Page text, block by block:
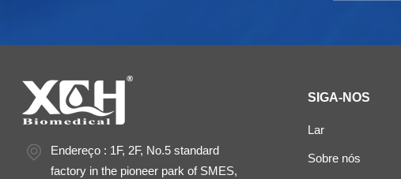
Endereço : 1F, 2F, No.5 standard
factory in the pioneer park of SMES,
SIGA-NOS
Lar
Sobre nós